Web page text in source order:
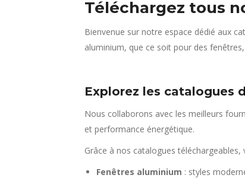
Téléchargez tous
Bienvenue sur notre espace dédié aux
aluminium, que ce soit pour des
Explorez les catalogues
Nous collaborons avec les meilleurs
et performance énergétique.
Grâce à nos catalogues
Fenêtres aluminium : styles